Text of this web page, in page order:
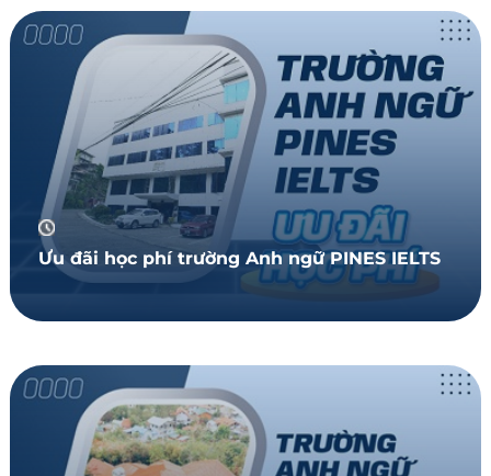
Ưu đãi học phí trường Anh ngữ PINES IELTS